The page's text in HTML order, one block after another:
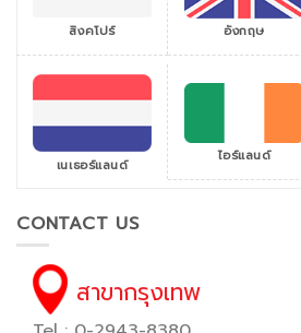
สิงคโปร์ อังกฤษ
เนเธอร์แลนด์ ไอร์แลนด์
CONTACT US
สาขากรุงเทพ